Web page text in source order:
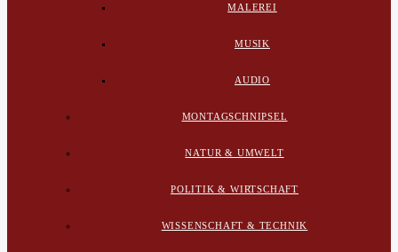
MALEREI
MUSIK
AUDIO
MONTAGSCHNIPSEL
NATUR & UMWELT
POLITIK & WIRTSCHAFT
WISSENSCHAFT & TECHNIK